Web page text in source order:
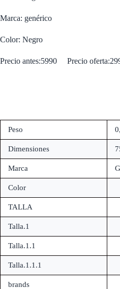
Marca: genérico
Color: Negro
Precio antes:5990 Precio
Peso
Dimensiones
Marca
Color
TALLA
Talla.1
Talla.1.1
Talla.1.1.1
brands